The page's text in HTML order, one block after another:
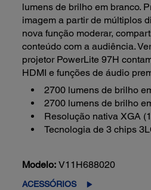
lumens de brilho em branco.
imagem a partir de múltiplos
nova função moderar,
conteúdo com a audiência.
projetor PowerLite 97H
HDMI e funções de áudio
2700 lumens de brilho
2700 lumens de brilho
Resolução nativa XGA
Tecnologia de 3 chips
Modelo: V11H688020
ACESSÓRIOS